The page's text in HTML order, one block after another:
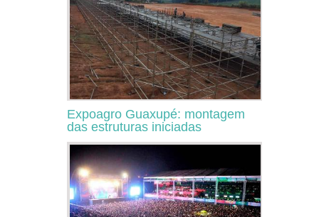
Expoagro Guaxupé: montagem
das estruturas iniciadas